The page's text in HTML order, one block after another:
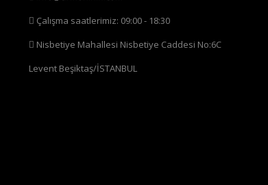
Çalışma saatlerimiz: 09:00 - 18:30
Nisbetiye Mahallesi Nisbetiye Caddesi No:6C
Levent Beşiktaş/İSTANBUL